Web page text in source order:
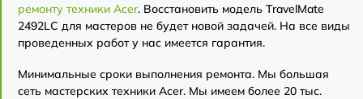
ремонту техники Acer. Восстановить модель TravelMate
2492LС для мастеров не будет новой задачей. На все виды
проведенных работ у нас имеется гарантия.
Минимальные сроки выполнения ремонта. Мы большая
сеть мастерских техники Acer. Мы имеем более 20 тыс.